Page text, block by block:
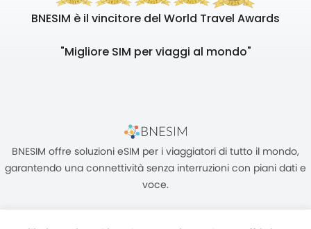
BNESIM è il vincitore del World Travel Awards
"Migliore SIM per viaggi al mondo"
BNESIM offre soluzioni eSIM per i viaggiatori di tutto il mondo,
garantendo una connettività senza interruzioni con piani dati e
voce.